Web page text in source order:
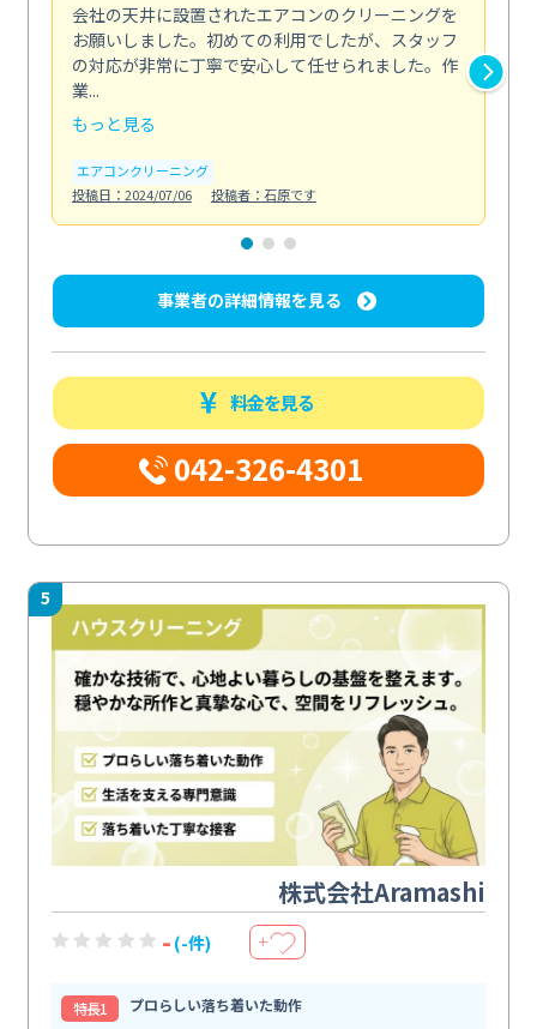
会社の天井に設置されたエアコンのクリーニングを
お願いしました。初めての利用でしたが、スタッフ
の対応が非常に丁寧で安心して任せられました。作
業...
もっと見る
エアコンクリーニング
投稿日：2024/07/06
投稿者：石原です
事業者の詳細情報を見る
料金を見る
042-326-4301
5
株式会社Aramashi
- (-件) ＋
特⻑1
プロらしい落ち着いた動作